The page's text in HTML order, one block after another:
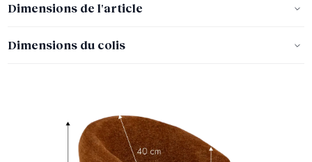
Dimensions de l'article
Dimensions du colis